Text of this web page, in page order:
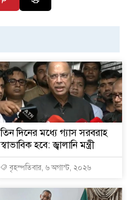
তিন দিনের মধ্যে গ্যাস সরবরাহ
স্বাভাবিক হবে: জ্বালানি মন্ত্রী
বৃহস্পতিবার, ৬ অগাস্ট, ২০২৬